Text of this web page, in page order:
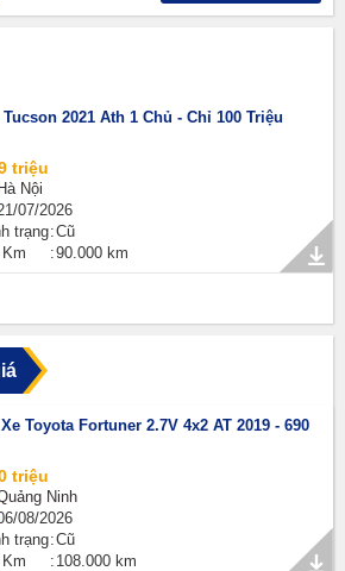
2021 Ath 1 Chủ - Chỉ 100 Triệu
triệu
Hà Nội
07/2026
trạng Cũ
90.000 km
Toyota Fortuner 2.7V 4x2 AT 2019 - 690
triệu
Ninh
08/2026
trạng Cũ
108.000 km